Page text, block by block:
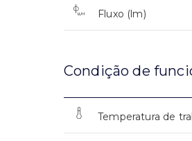
Fluxo (lm)
Condição de
Temperatura de